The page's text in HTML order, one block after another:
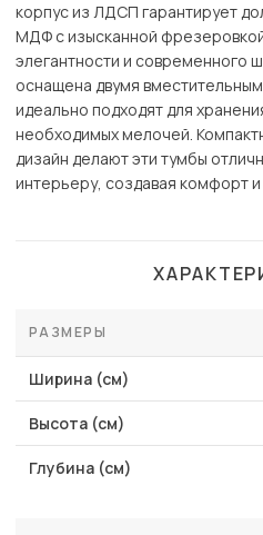
корпус из ЛДСП гарантирует
МДФ с изысканной
элегантности и современного
оснащена двумя
идеально подходят для
необходимых мелочей.
дизайн делают эти тумбы
интерьеру, создавая комфорт
РАЗМЕРЫ
Ширина (см)
Высота (см)
Глубина (см)